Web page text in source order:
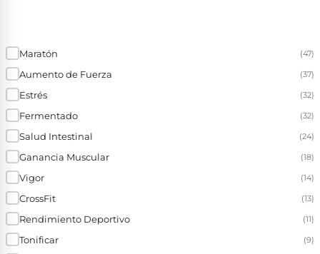
Maratón (47)
Aumento de Fuerza (37)
Estrés (32)
Fermentado (32)
Salud Intestinal (24)
Ganancia Muscular (18)
Vigor (14)
CrossFit (13)
Rendimiento Deportivo (11)
Tonificar (9)